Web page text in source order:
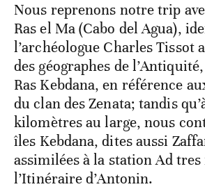
Nous reprenons notre trip
Ras el Ma (Cabo del Agua),
l’archéologue Charles Tissot
des géographes de
Ras Kebdana, en référence
du clan des Zenata; tandis
kilomètres au large, nous
îles Kebdana, dites aussi
assimilées à la station Ad tres
l’Itinéraire d’Antonin.